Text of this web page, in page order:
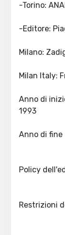
-Torino:
-Editore:
Milano:
Anno di
Anno di fine
Policy
Restrizioni